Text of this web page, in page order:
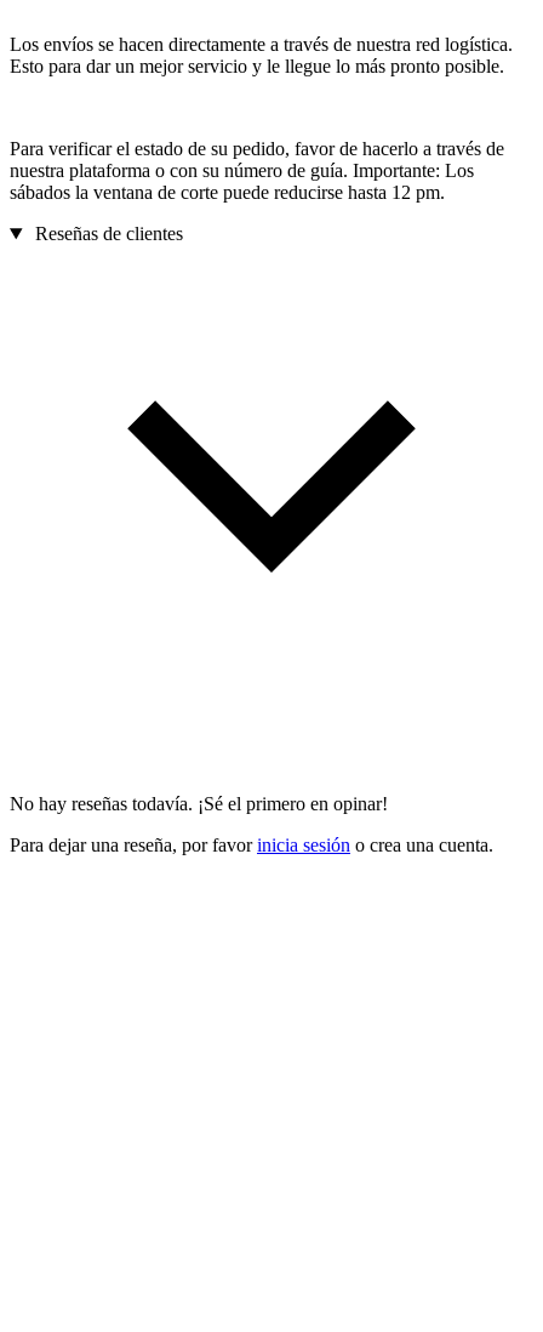
Los envíos se hacen directamente a través de nuestra red logística.
Esto para dar un mejor servicio y le llegue lo más pronto posible.
Para verificar el estado de su pedido, favor de hacerlo a través de
nuestra plataforma o con su número de guía. Importante: Los
sábados la ventana de corte puede reducirse hasta 12 pm.
Reseñas de clientes
No hay reseñas todavía. ¡Sé el primero en opinar!
Para dejar una reseña, por favorinicia sesión o crea una cuenta.